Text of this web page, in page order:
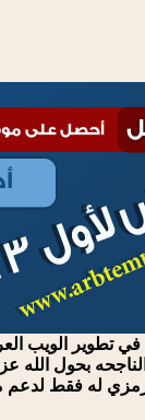
تطوير الويب
بحول الله عز
رمزي له فقط